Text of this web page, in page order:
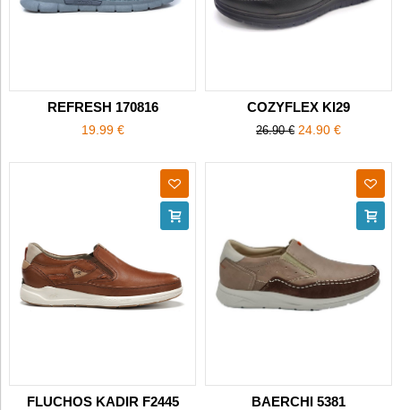
REFRESH 170816
19.99 €
COZYFLEX KI29
26.90 € 24.90 €
FLUCHOS KADIR F2445 BAERCHI 5381